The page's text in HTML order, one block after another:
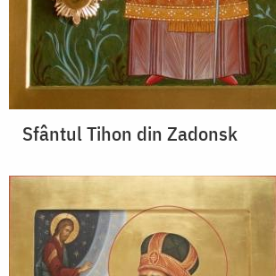
Sfântul Tihon din Zadonsk